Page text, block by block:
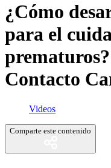
¿Cómo
para el
Contacto
Videos
Comparte este contenido